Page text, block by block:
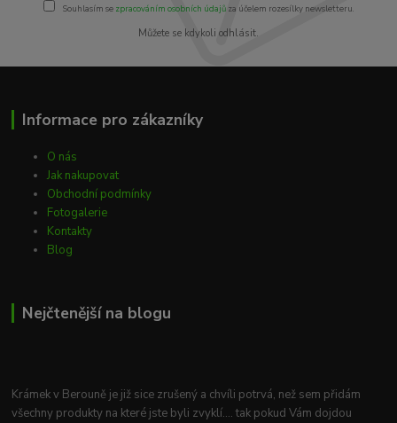
Souhlasím se zpracováním osobních údajůza účelem rozesílky newsletteru.
Můžete se kdykoli odhlásit.
Informace pro zákazníky
O nás
Jak nakupovat
Obchodní podmínky
Fotogalerie
Kontakty
Blog
Nejčtenější na blogu
Krámek v Berouně je již sice zrušený a chvíli potrvá, než sem přidám
všechny produkty na které jste byli zvyklí.... tak pokud Vám dojdou